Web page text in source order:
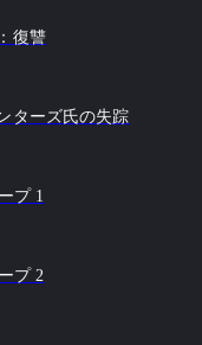
復讐
ターズ氏の失踪
プ 1
プ 2